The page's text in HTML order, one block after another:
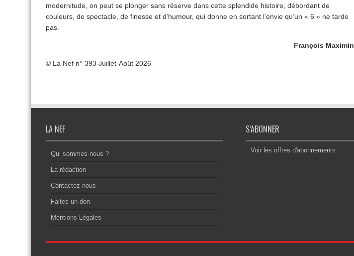
modernitude, on peut se plonger sans réserve dans cette splendide histoire, débordant de
couleurs, de spectacle, de finesse et d’humour, qui donne en sortant l’envie qu’un « 6 » ne tarde
pas.
François Maximin
© La Nef n° 393 Juillet-Août 2026
LA NEF
Qui sommes-nous ?
La rédaction
Contactez-nous
Faites un don
Mentions Légales
S’ABONNER
Voir les offres d'abonnements